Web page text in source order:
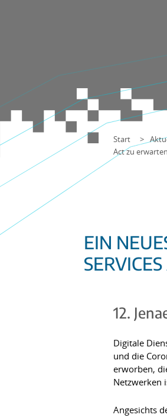
Start
Act zu
EIN
12.
Digitale
und die
erworben,
Netzwerken
Angesichts